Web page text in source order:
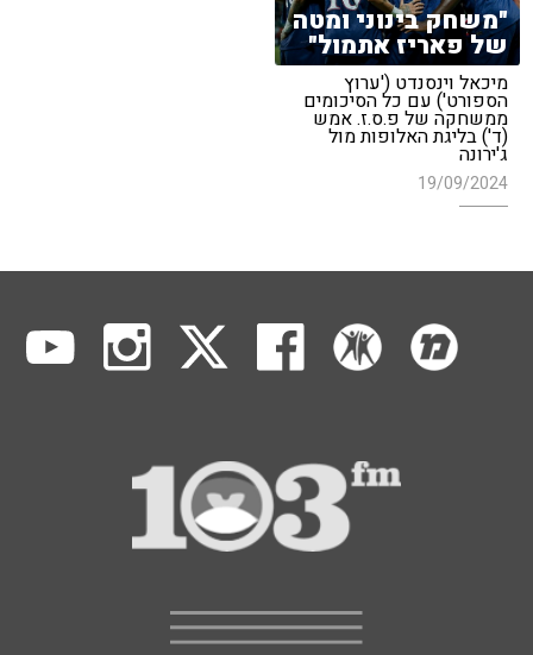
"משחק בינוני ומטה
של פאריז אתמול"
מיכאל וינסנדט ('ערוץ
הספורט') עם כל הסיכומים
ממשחקה של פ.ס.ז. אמש
(ד') בליגת האלופות מול
ג'ירונה
19/09/2024